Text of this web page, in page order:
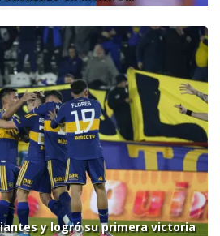
y logró su primera victoria